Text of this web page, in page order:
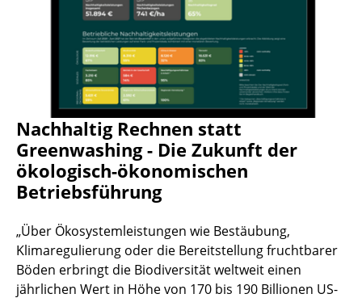
Nachhaltig Rechnen statt
Greenwashing - Die Zukunft der
ökologisch-ökonomischen
Betriebsführung
„Über Ökosystemleistungen wie Bestäubung,
Klimaregulierung oder die Bereitstellung fruchtbarer
Böden erbringt die Biodiversität weltweit einen
jährlichen Wert in Höhe von 170 bis 190 Billionen US-